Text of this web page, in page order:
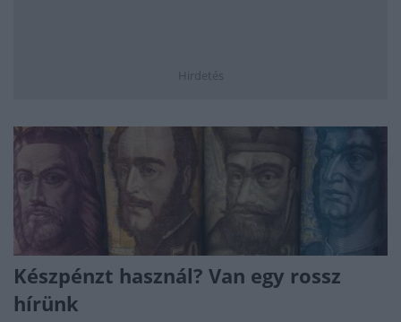
Hirdetés
Készpénzt használ? Van egy rossz
hírünk